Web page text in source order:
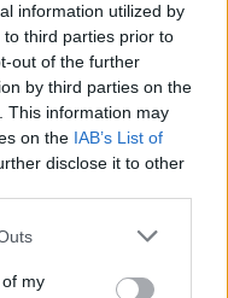
information utilized by
third parties prior to
out of the further
by third parties on the
This information may
on the IAB’s List of
disclose it to other
one or more Google
You may click to
my
και σε νομικό
στη Δυτική
5 ΑΥΓΟΎΣΤΟΥ 2026